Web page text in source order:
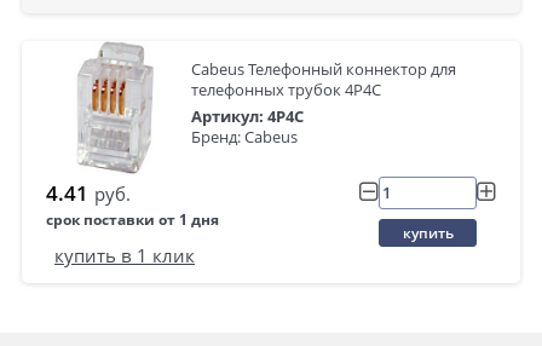
Cabeus Телефонный коннектор для
телефонных трубок 4P4C
Артикул: 4P4C
Бренд: Cabeus
4.41 руб.
срок поставки от 1 дня
купить
купить в 1 клик